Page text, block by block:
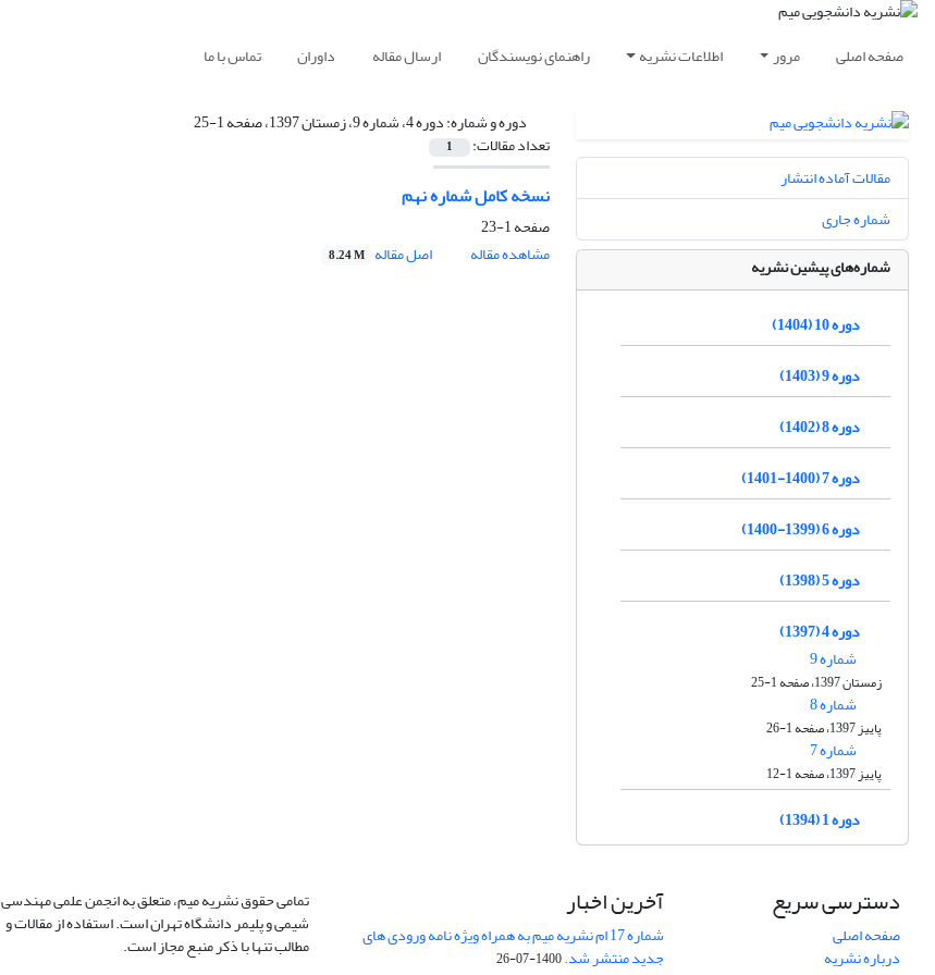
صفحه اصلی مرور اطلاعات نشریه راهنمای نویسندگان ارسال مقاله داوران تماس با ما
دوره و شماره:دوره 4، شماره 9، زمستان 1397، صفحه 1-25
تعداد مقالات: 1
نسخه کامل شماره نهم
صفحه1-23
مشاهده مقاله
اصل مقاله 8.24 M
مقالات آماده انتشار
شماره جاری
شماره‌های پیشین نشریه
دوره 10 (1404)
دوره 9 (1403)
دوره 8 (1402)
دوره 7 (1400-1401)
دوره 6 (1399-1400)
دوره 5 (1398)
دوره 4 (1397)
شماره 9
زمستان 1397، صفحه 1-25
شماره 8
پاییز 1397، صفحه 1-26
شماره 7
پاییز 1397، صفحه 1-12
دوره 1 (1394)
دسترسی سریع
صفحه اصلی
درباره نشریه
آخرین اخبار
شماره 17 ام نشریه میم به همراه ویژه نامه ورودی های
جدید منتشر شد.1400-07-26
تمامی حقوق نشریه میم، متعلق به انجمن علمی مهندسی
شیمی و پلیمر دانشگاه تهران است. استفاده از مقالات و
مطالب تنها با ذکر منبع مجاز است.